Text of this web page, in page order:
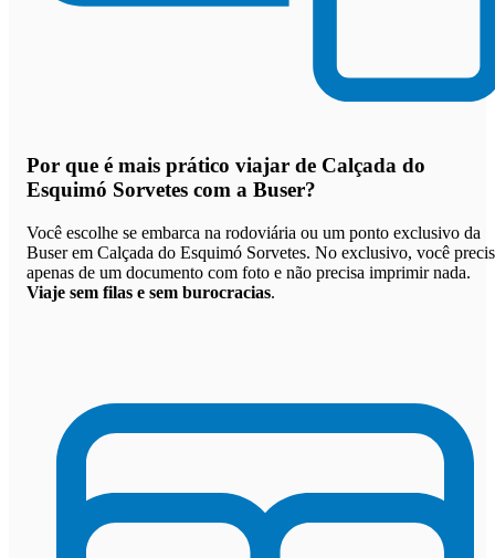
Por que é mais prático viajar de Calçada do
Esquimó Sorvetes com a Buser?
Você escolhe se embarca na rodoviária ou um ponto exclusivo da
Buser em Calçada do Esquimó Sorvetes. No exclusivo, você
apenas de um documento com foto e não precisa imprimir nada.
Viaje sem filas e sem burocracias.